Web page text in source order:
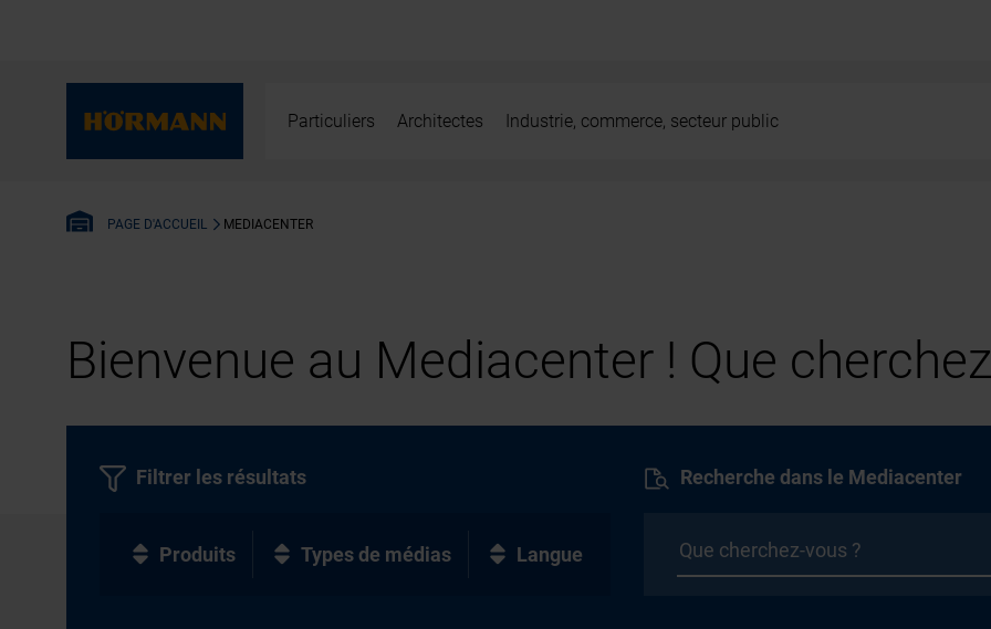
Particuliers Architectes Industrie, commerce, secteur public
PAGE D'ACCUEIL MEDIACENTER
Bienvenue au Mediacenter ! Que
Recherche dans le Mediacenter
Filtrer les résultats
Produits Types de médias Langue